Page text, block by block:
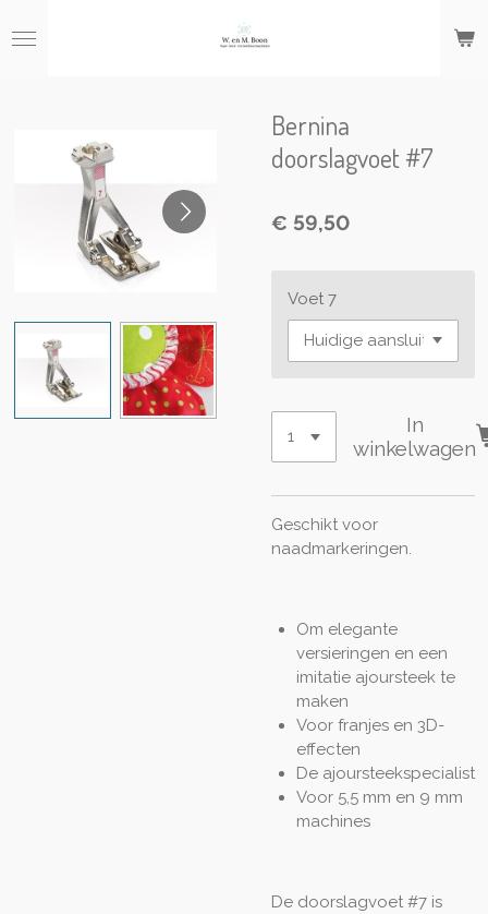
direct
Bernina
doorslagvoet #7
€ 59,50
Voet 7
In
winkelwagen
Geschikt voor
naadmarkeringen.
Om elegante
versieringen en een
imitatie ajoursteek te
maken
Voor franjes en 3D-
effecten
De ajoursteekspecialist
Voor 5,5 mm en 9 mm
machines
De doorslagvoet #7 is